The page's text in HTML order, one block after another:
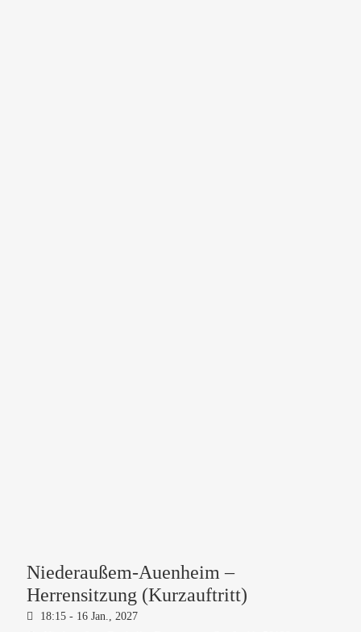
Niederaußem-Auenheim –
Herrensitzung (Kurzauftritt)
18:15 - 16 Jan., 2027